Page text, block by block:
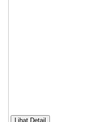
Lihat Detail